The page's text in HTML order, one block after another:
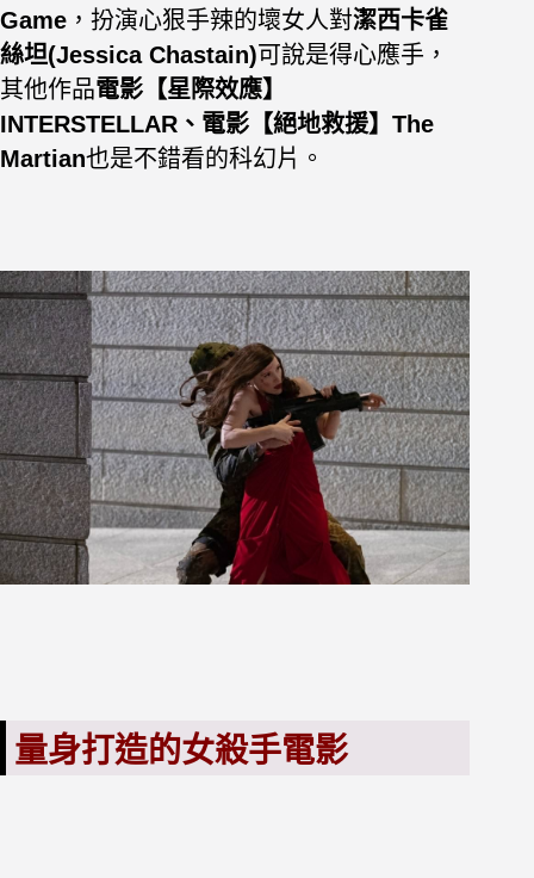
Game ，扮演心狠手辣的壞女人對潔西卡雀
絲坦(Jessica Chastain)可說是得心應手，
其他作品電影【星際效應】
INTERSTELLAR、電影【絕地救援】The
Martian也是不錯看的科幻片。
量身打造的女殺手電影